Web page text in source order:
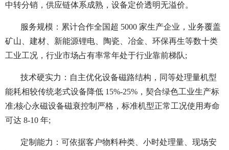
中转分销，供应链体系成熟，设备定价透明无溢价。
服务规模：累计合作全国超 5000 家生产企业，业务覆盖
矿山、建材、新能源锂电、陶瓷、冶金、环保再生等数十类
工业工况，行业市场占有率常年处于行业靠前梯队;
技术硬实力：自主优化设备磁路结构，同等处理量机型
能耗相较传统老式设备降低 15%-25%，契合绿色工业生产标
准;核心永磁设备磁衰控制严格，标准机型正常工况使用寿命
可达 8-10 年;
定制能力：可依据客户物料种类、小时处理量、现场安